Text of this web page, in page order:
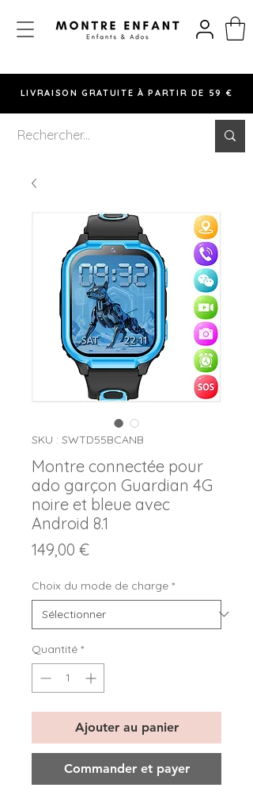
LIVRAISON GRATUITE À PARTIR DE 59 €
SKU : SWTD55BCANB
Montre connectée pour
ado garçon Guardian 4G
noire et bleue avec
Android 8.1
149,00 €Prix
Choix du mode de charge *
Quantité *
Ajouter au panier
Commander et payer